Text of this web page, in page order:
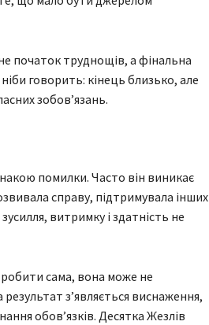
початок труднощів, а фінальна
говорить: кінець близько, але
зобов’язань.
помилки. Часто він виникає
справу, підтримувала інших
витримку і здатність не
сама, вона може не
з’являється виснаження,
обов’язків. Десятка Жезлів